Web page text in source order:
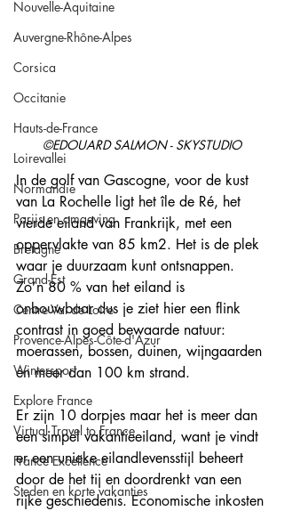
Nouvelle-Aquitaine
Auvergne-Rhône-Alpes
Corsica
Occitanie
Hauts-de-France
Loirevallei
Normandie
Parijs en omgeving
Bretagne
Grand-Est
Centre Val de Loire
Provence-Alpes-Côte-d'Azur
Wintersport
Explore France
Virtual Travel to France
France Excellence
Steden en korte vakanties
©EDOUARD SALMON - SKYSTUDIO
In de golf van Gascogne, voor de kust
van La Rochelle ligt het île de Ré, het
vierde eiland van Frankrijk, met een
oppervlakte van 85 km2. Het is de plek
waar je duurzaam kunt ontsnappen.
Zo’n 80 % van het eiland is
onbouwbaar dus je ziet hier een flink
contrast in goed bewaarde natuur:
moerassen, bossen, duinen, wijngaarden
en meer dan 100 km strand.
Er zijn 10 dorpjes maar het is meer dan
een simpel vakantieeiland, want je vindt
er een unieke eilandlevensstijl beheert
door de het tij en doordrenkt van een
rijke geschiedenis. Economische inkosten